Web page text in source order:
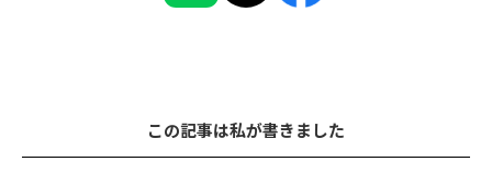
この記事は私が書きました